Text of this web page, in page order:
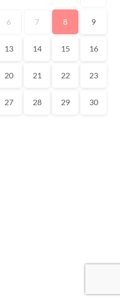
6 7 8 9
13 14 15 16
20 21 22 23
27 28 29 30